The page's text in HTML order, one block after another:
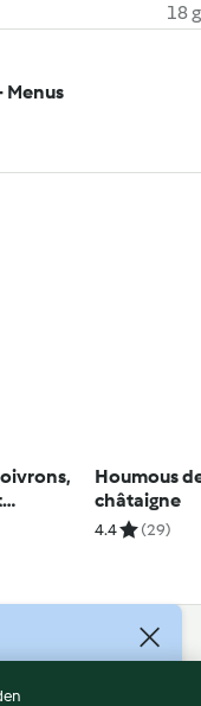
18 g
Menus
Houmous
châtaigne
4.4 (29)